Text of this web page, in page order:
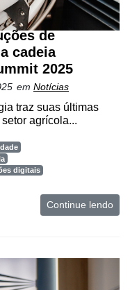
de
cadeia
2025
em Notícias
traz suas últimas
agrícola...
digitais
Continue lendo